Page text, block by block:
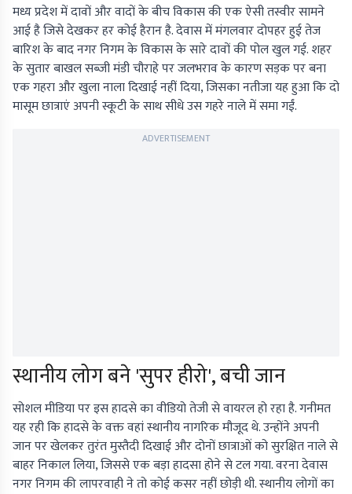
मध्य प्रदेश में दावों और वादों के बीच विकास की एक ऐसी तस्वीर सामने
आई है जिसे देखकर हर कोई हैरान है. देवास में मंगलवार दोपहर हुई तेज
बारिश के बाद नगर निगम के विकास के सारे दावों की पोल खुल गई. शहर
के सुतार बाखल सब्जी मंडी चौराहे पर जलभराव के कारण सड़क पर बना
एक गहरा और खुला नाला दिखाई नहीं दिया, जिसका नतीजा यह हुआ कि दो
मासूम छात्राएं अपनी स्कूटी के साथ सीधे उस गहरे नाले में समा गईं.
ADVERTISEMENT
स्थानीय लोग बने 'सुपर हीरो', बची जान
सोशल मीडिया पर इस हादसे का वीडियो तेजी से वायरल हो रहा है. गनीमत
यह रही कि हादसे के वक्त वहां स्थानीय नागरिक मौजूद थे. उन्होंने अपनी
जान पर खेलकर तुरंत मुस्तैदी दिखाई और दोनों छात्राओं को सुरक्षित नाले से
बाहर निकाल लिया, जिससे एक बड़ा हादसा होने से टल गया. वरना देवास
नगर निगम की लापरवाही ने तो कोई कसर नहीं छोड़ी थी. स्थानीय लोगों का